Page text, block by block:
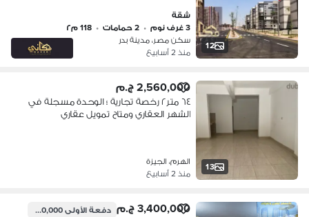
12
شقة
3 غرف نوم
• 2 حمامات • 118 م٢
سكن مصر، مدينة بدر
منذ 2 أسابيع
13
2,560,000 ج.م
٦٤ متر٢ رخصة تجارية ؛ الوحدة مسجلة في
الشهر العقاري ومتاح تمويل عقاري
الهرم، الجيزة
منذ 2 أسابيع
3,400,000 ج.م دفعة الأولى680,000 ج.م